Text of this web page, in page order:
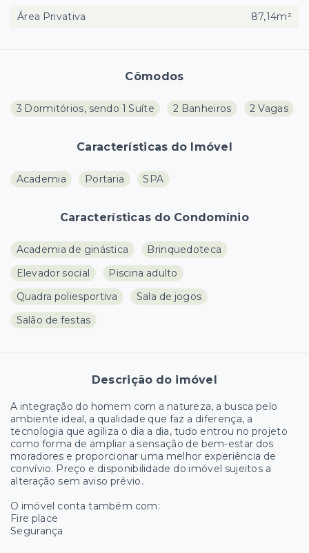
Cômodos
3 Dormitórios, sendo 1 Suíte 2 Banheiros 2 Vagas
Características do Imóvel
Academia Portaria SPA
Características do Condomínio
Academia de ginástica
Brinquedoteca
Elevador social
Piscina adulto
Quadra poliesportiva
Sala de jogos
Salão de festas
Descrição do imóvel
A integração do homem com a natureza, a busca pelo
ambiente ideal, a qualidade que faz a diferença, a
tecnologia que agiliza o dia a dia, tudo entrou no projeto
como forma de ampliar a sensação de bem-estar dos
moradores e proporcionar uma melhor experiência de
convívio. Preço e disponibilidade do imóvel sujeitos a
alteração sem aviso prévio.
O imóvel conta também com:
Fire place
Segurança
Área Privativa
87,14m²